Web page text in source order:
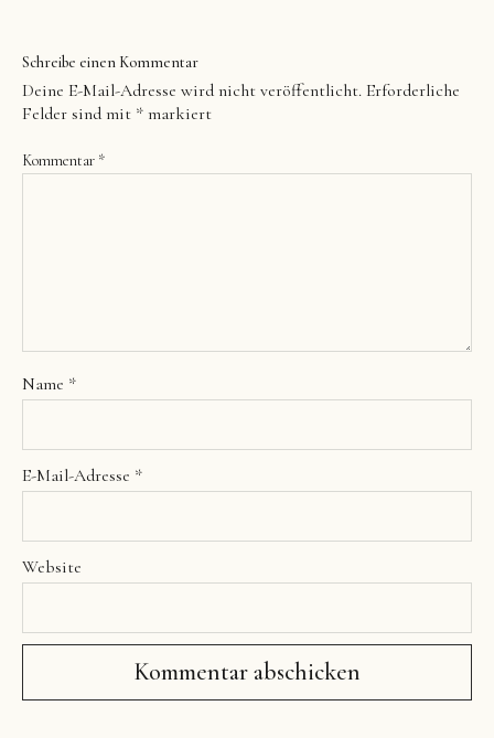
Schreibe einen Kommentar
Deine E-Mail-Adresse wird nicht veröffentlicht. Erforderliche
Felder sind mit * markiert
Kommentar *
Name *
E-Mail-Adresse *
Website